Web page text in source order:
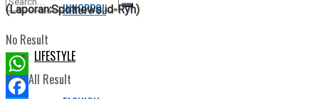
No Result
View All Result
INKOPPOL
LIFESTYLE
(Laporan:Spotnews.id-Ryn)
WhatsApp